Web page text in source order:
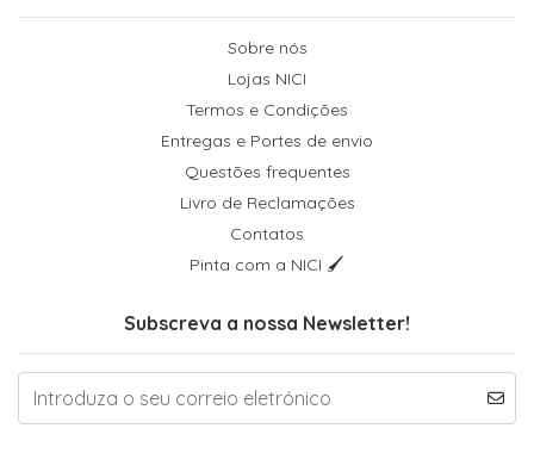
Sobre nós
Lojas NICI
Termos e Condições
Entregas e Portes de envio
Questões frequentes
Livro de Reclamações
Contatos
Pinta com a NICI 🖌
Subscreva a nossa Newsletter!